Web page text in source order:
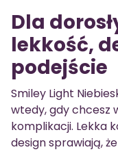
Dla
lekkość,
podejście
Smiley Light
wtedy, gdy chcesz
komplikacji. Lekka
design sprawiają,